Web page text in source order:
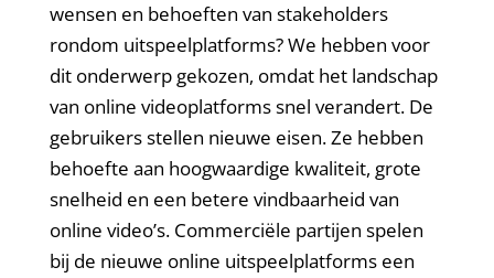
wensen en behoeften van stakeholders
rondom uitspeelplatforms? We hebben voor
dit onderwerp gekozen, omdat het landschap
van online videoplatforms snel verandert. De
gebruikers stellen nieuwe eisen. Ze hebben
behoefte aan hoogwaardige kwaliteit, grote
snelheid en een betere vindbaarheid van
online video’s. Commerciële partijen spelen
bij de nieuwe online uitspeelplatforms een